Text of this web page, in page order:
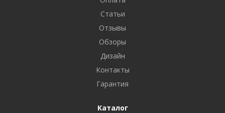
Статьи
Отзывы
Обзоры
Дизайн
Контакты
Гарантия
Каталог